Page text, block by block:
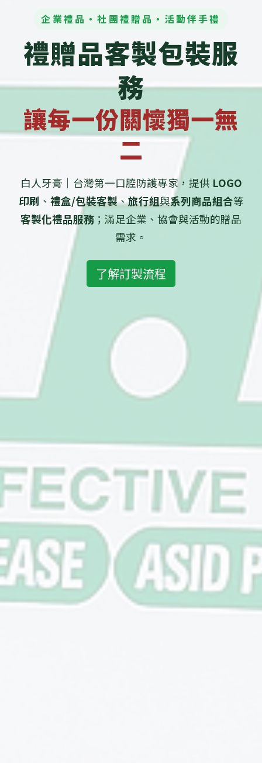
企業禮品・社團禮贈品・活動伴手禮
禮贈品客製包裝服
務
讓每一份關懷獨一無
二
白人牙膏｜台灣第一口腔防護專家，提供 LOGO
印刷 、 禮盒/包裝客製、旅行組與系列商品組合等
客製化禮品服務 ；滿足企業、協會與活動的贈品
需求。
了解訂製流程